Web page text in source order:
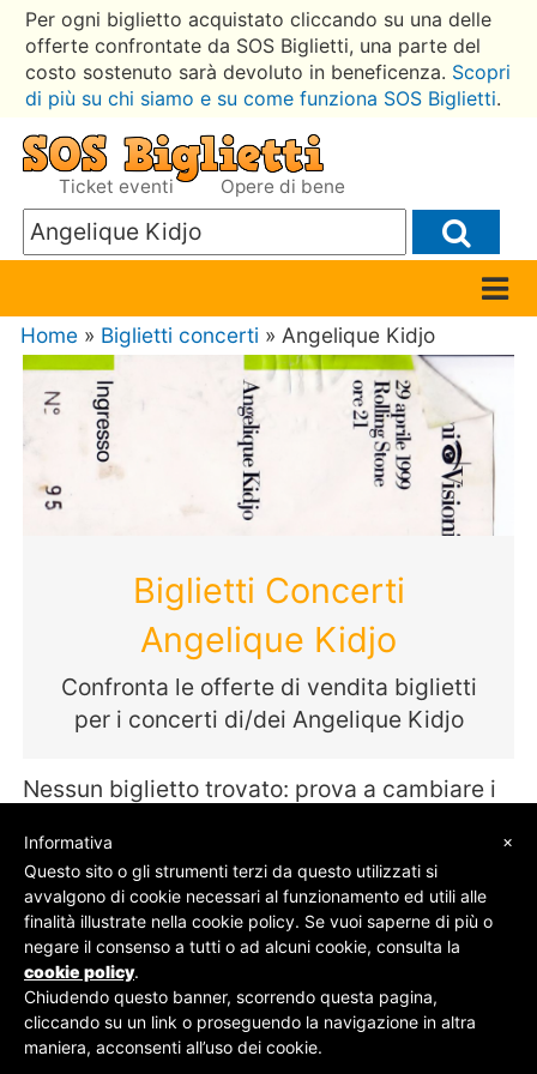
Per ogni biglietto acquistato cliccando su una delle
offerte confrontate da SOS Biglietti, una parte del
costo sostenuto sarà devoluto in beneficenza. Scopri
di più su chi siamo e su come funziona SOS Biglietti.
Ticket eventi Opere di bene
Home » Biglietti concerti » Angelique Kidjo
Biglietti Concerti
Angelique Kidjo
Confronta le offerte di vendita biglietti
per i concerti di/dei Angelique Kidjo
Nessun biglietto trovato: prova a cambiare i
© SOS Biglietti - P.Iva 09162100961 -Chi Siamo
Contatti-Privacy Policy
×
Informativa
Questo sito o gli strumenti terzi da questo utilizzati si
avvalgono di cookie necessari al funzionamento ed utili alle
finalità illustrate nella cookie policy. Se vuoi saperne di più o
negare il consenso a tutti o ad alcuni cookie, consulta la
cookie policy.
Chiudendo questo banner, scorrendo questa pagina,
cliccando su un link o proseguendo la navigazione in altra
maniera, acconsenti all’uso dei cookie.